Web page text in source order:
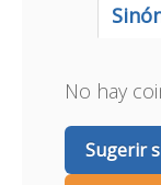
No hay
Sugerir